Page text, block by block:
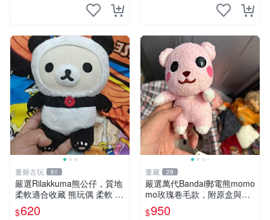
董爺古玩 61
嚴選Rilakkuma熊公仔，質地
柔軟適合收藏 熊玩偶 柔軟 公
仔 收藏
$620
董藏 29
嚴選萬代Bandai郵電熊momo
mo玫瑰卷毛款，附原盒與吊
牌，粉嫩可愛入手即柔軟～
玫瑰卷毛 郵電熊 正品
$950